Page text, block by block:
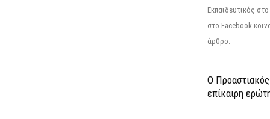
Εκπαιδευτικός
στο Facebook
άρθρο.
Ο
επίκαιρη